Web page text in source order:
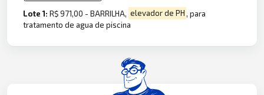
Lote 1:R$ 971,00 - BARRILHA, elevador de PH , para
tratamento de agua de piscina